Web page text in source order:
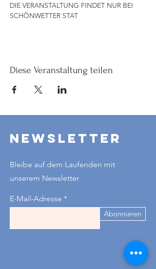
DIE VERANSTALTUNG FINDET NUR BEI
SCHÖNWETTER STAT
Diese Veranstaltung teilen
Newsletter
Bleibe auf dem Laufenden mit
unserem Newsletter
E-Mail-Adresse
Abonnieren